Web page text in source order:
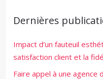
Dernières
Impact d’un fauteuil
satisfaction client et la
Faire appel à une agence